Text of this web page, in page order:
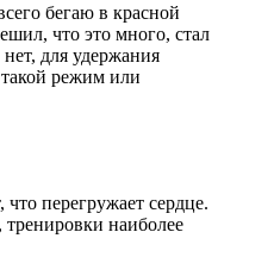
бегаю в красной
что это много, стал
для удержания
такой режим или
перегружает сердце.
наиболее